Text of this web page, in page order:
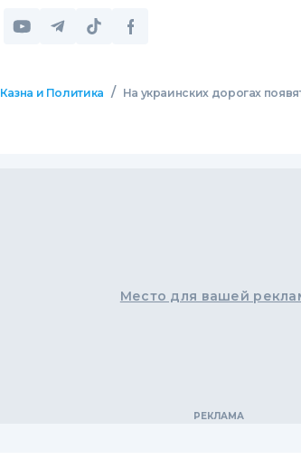
Казна и Политика /
На украинских дорогах
Место для вашей